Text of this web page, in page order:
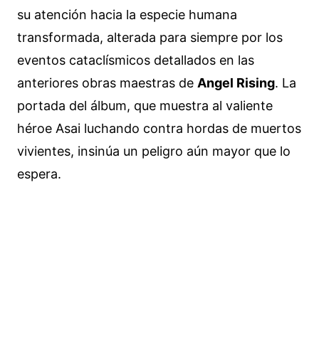
su atención hacia la especie humana
transformada, alterada para siempre por los
eventos cataclísmicos detallados en las
anteriores obras maestras de Angel Rising. La
portada del álbum, que muestra al valiente
héroe Asai luchando contra hordas de muertos
vivientes, insinúa un peligro aún mayor que lo
espera.